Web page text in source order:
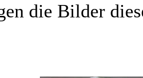
die Bilder